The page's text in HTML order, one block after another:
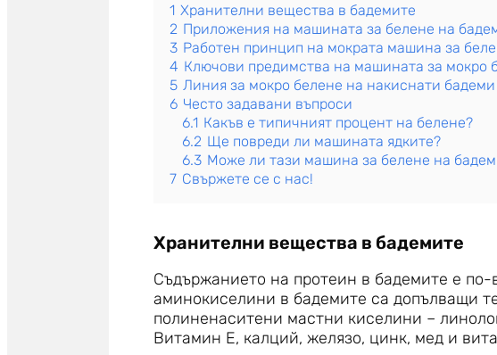
1 Хранителни вещества в бадемите
2 Приложения на машината за белене на
3 Работен принцип на мократа машина за
4 Ключови предимства на машината за мокро
5 Линия за мокро белене на накиснати бадеми
6 Често задавани въпроси
6.1 Какъв е типичният процент на белене?
6.2 Ще повреди ли машината ядките?
6.3 Може ли тази машина за белене на
7 Свържете се с нас!
Хранителни вещества в бадемите
Съдържанието на протеин в бадемите е по-
аминокиселини в бадемите са допълващи
полиненаситени мастни киселини –
Витамин Е, калций, желязо, цинк, мед и